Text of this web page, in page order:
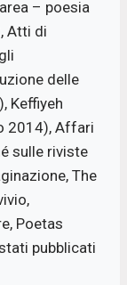
– poesia
Atti di
delle
Keffiyeh
2014), Affari
sulle riviste
The
Poetas
pubblicati